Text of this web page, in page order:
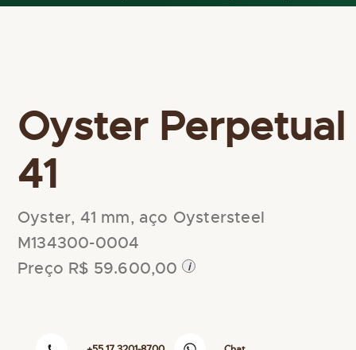
Oyster Perpetual
41
Oyster, 41 mm, aço Oystersteel
M134300-0004
Preço R$ 59.600,00
i